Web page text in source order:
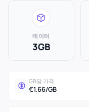
데이터
3GB
GB당 가격
€1.66/GB